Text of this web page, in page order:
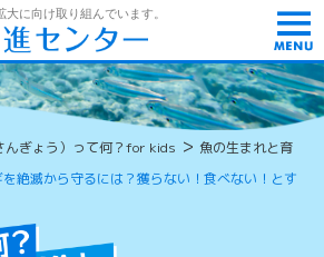
に向け取り組んでいます。
t
o
g
g
l
e
n
んぎょう）って何？for kids >魚の生まれと育
を絶滅から守るには？獲らない！食べない！とす